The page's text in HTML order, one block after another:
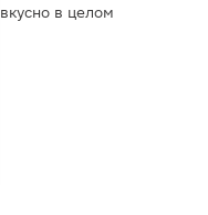
вкусно в целом